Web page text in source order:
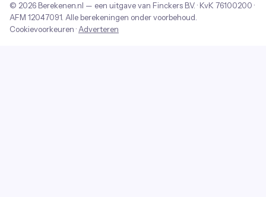
© 2026 Berekenen.nl — een uitgave van Finckers B.V. · KvK 76100200 ·
AFM 12047091 . Alle berekeningen onder voorbehoud.
Cookievoorkeuren · Adverteren